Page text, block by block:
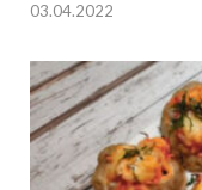
03.04.2022